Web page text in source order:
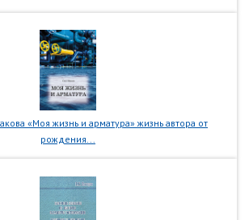
«Моя жизнь и арматура» жизнь автора от
рождения...